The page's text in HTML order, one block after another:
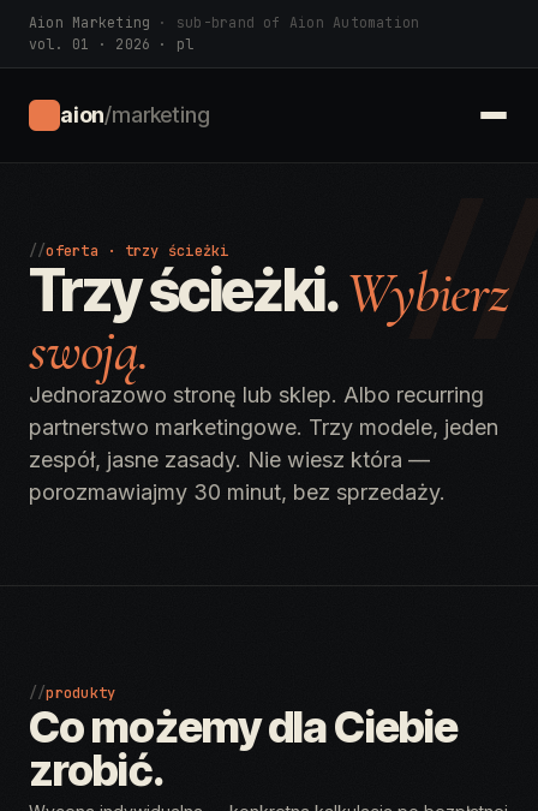
Aion Marketing
· sub-brand of Aion Automation
vol. 01 · 2026 · pl
aion/marketing
//oferta · trzy ścieżki
Trzy ścieżki.Wybierz
swoją.
Jednorazowo stronę lub sklep. Albo recurring
partnerstwo marketingowe. Trzy modele, jeden
zespół, jasne zasady. Nie wiesz która —
porozmawiajmy 30 minut, bez sprzedaży.
//produkty
Co możemy dla Ciebie
zrobić.